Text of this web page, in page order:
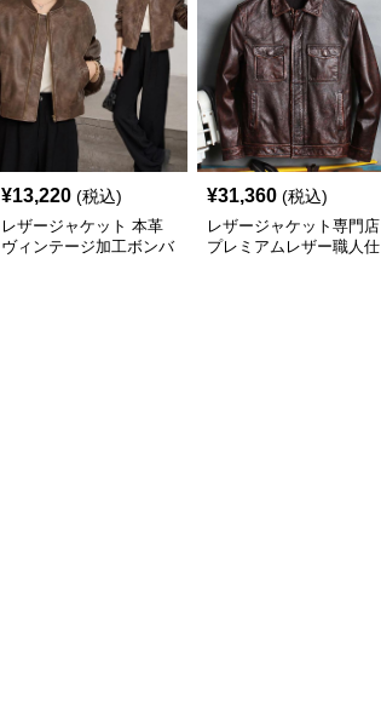
¥13,220 (税込)
レザージャケット 本革
ヴィンテージ加工ボンバ
¥31,360 (税込)
レザージャケット専門店
プレミアムレザー職人仕